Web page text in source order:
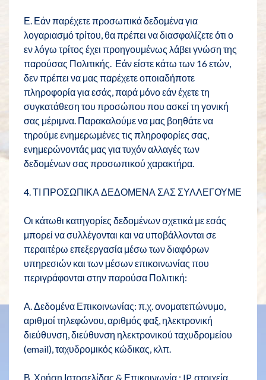
Ε. Εάν παρέχετε προσωπικά δεδομένα για
λογαριασμό τρίτου, θα πρέπει να διασφαλίζετε ότι ο
εν λόγω τρίτος έχει προηγουμένως λάβει γνώση της
παρούσας Πολιτικής. Εάν είστε κάτω των 16 ετών,
δεν πρέπει να μας παρέχετε οποιαδήποτε
πληροφορία για εσάς, παρά μόνο εάν έχετε τη
συγκατάθεση του προσώπου που ασκεί τη γονική
σας μέριμνα. Παρακαλούμε να μας βοηθάτε να
τηρούμε ενημερωμένες τις πληροφορίες σας,
ενημερώνοντάς μας για τυχόν αλλαγές των
δεδομένων σας προσωπικού χαρακτήρα.
4. ΤΙ ΠΡΟΣΩΠΙΚΑ ΔΕΔΟΜΕΝΑ ΣΑΣ ΣΥΛΛΕΓΟΥΜΕ
Οι κάτωθι κατηγορίες δεδομένων σχετικά με εσάς
μπορεί να συλλέγονται και να υποβάλλονται σε
περαιτέρω επεξεργασία μέσω των διαφόρων
υπηρεσιών και των μέσων επικοινωνίας που
περιγράφονται στην παρούσα Πολιτική:
Α. Δεδομένα Επικοινωνίας: π.χ. ονοματεπώνυμο,
αριθμοί τηλεφώνου, αριθμός φαξ, ηλεκτρονική
διεύθυνση, διεύθυνση ηλεκτρονικού ταχυδρομείου
(email), ταχυδρομικός κώδικας, κλπ.
Β. Χρήση Ιστοσελίδας & Επικοινωνία : IP, στοιχεία